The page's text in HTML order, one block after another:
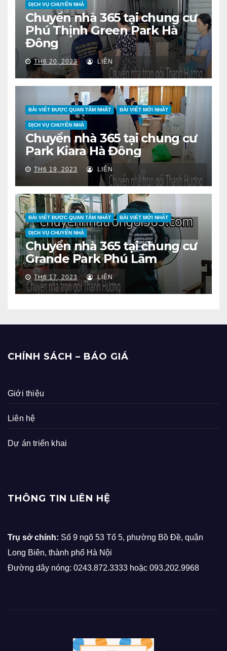
DỊCH VỤ CHUYỂN NHÀ
Chuyển nhà 365 tại chung cư
Phú Thịnh Green Park Hà
Đông
TH6 20, 2023 LIÊN
BÀI VIẾT ĐƯỢC QUAN TÂM NHẤT BÀI VIẾT MỚI NHẤT
DỊCH VỤ CHUYỂN NHÀ
Chuyển nhà 365 tại chung cư
Park Kiara Hà Đông
TH6 19, 2023 LIÊN
BÀI VIẾT ĐƯỢC QUAN TÂM NHẤT BÀI VIẾT MỚI NHẤT
DỊCH VỤ CHUYỂN NHÀ
Chuyển nhà 365 tại chung cư
Grande Park Phú Lãm
TH6 17, 2023 LIÊN
CHÍNH SÁCH – BÁO GIÁ
Giới thiệu
Liên hệ
Dự án triển khai
THÔNG TIN LIÊN HỆ
Trụ sở chính: Số 9 ngõ 53 Tổ 5, phường Bồ Đề, quận
Long Biên, thành phố Hà Nội
Đường dây nóng: 0243.872.3333 hoặc 093.202.9968